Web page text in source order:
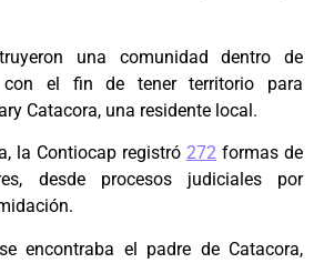
una comunidad dentro de
con el fin de tener territorio para
Catacora, una residente local.
la Contiocap registró 272 formas de
desde procesos judiciales por
encontraba el padre de Catacora,